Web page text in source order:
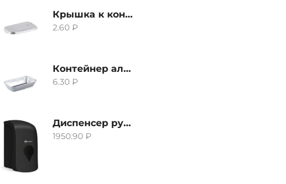
Крышка к контейнеру алюминиевого 380мл
2.60₽
Контейнер алюминиевый 380мл
6.30₽
Диспенсер ручной для жидкого мыла Grass IT-0638, черный
1950.90₽